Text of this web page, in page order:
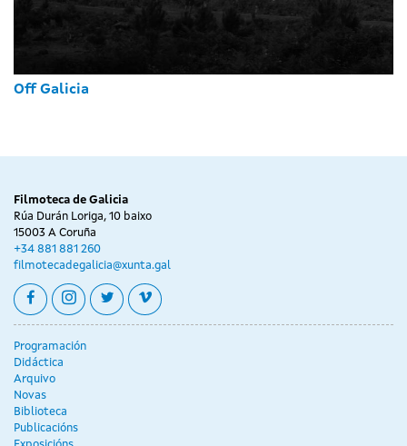
Off Galicia
Filmoteca de Galicia
Rúa Durán Loriga, 10 baixo
15003 A Coruña
+34 881 881 260
filmotecadegalicia@xunta.gal
facebookinstagram
twittervimeo
Programación
Didáctica
Arquivo
Novas
Biblioteca
Publicacións